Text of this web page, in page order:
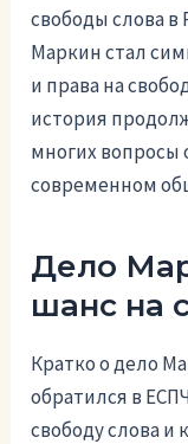
свободы слова в
Маркин стал
и права на
история
многих вопросы
современном
Дело
шанс на
Кратко о дело
обратился в
свободу слова и